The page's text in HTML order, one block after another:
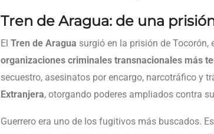
Tren de Aragua: de una
El Tren de Aragua surgió en la prisión de
organizaciones criminales transnacionales más
secuestro, asesinatos por encargo, narcotráfico y
Extranjera, otorgando poderes ampliados contra
Guerrero era uno de los fugitivos más buscados.